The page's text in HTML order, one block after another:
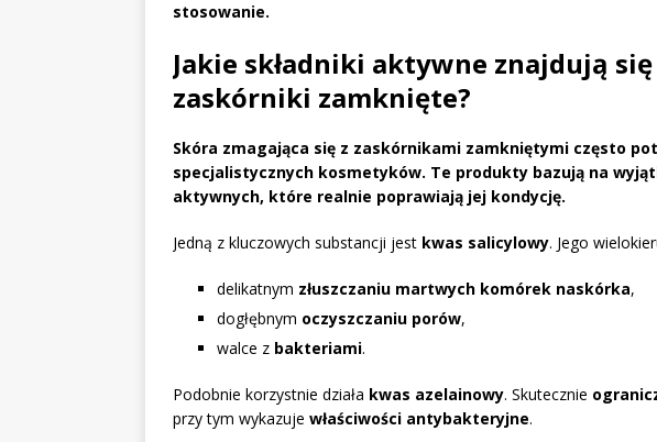
stosowanie.
Jakie składniki aktywne znajdują
zaskórniki zamknięte?
Skóra zmagająca się z zaskórnikami zamkniętymi często
specjalistycznych kosmetyków. Te produkty bazują na
aktywnych, które realnie poprawiają jej kondycję.
Jedną z kluczowych substancji jest kwas salicylowy. Jego
delikatnym złuszczaniu martwych komórek naskórka,
dogłębnym oczyszczaniu porów,
walce z bakteriami.
Podobnie korzystnie działa kwas azelainowy. Skutecznie
przy tym wykazuje właściwości antybakteryjne.